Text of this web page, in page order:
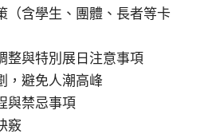
（含學生、團體、長者等卡
整與特別展日注意事項
，避免人潮高峰
與禁忌事項
竅